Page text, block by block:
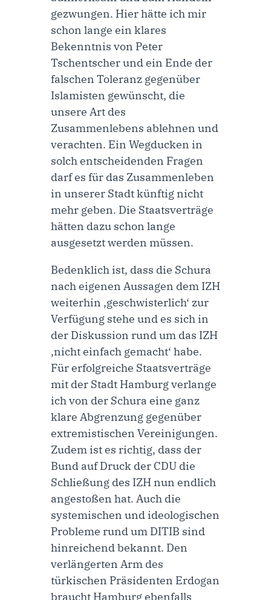
gezwungen. Hier hätte ich mir
schon lange ein klares
Bekenntnis von Peter
Tschentscher und ein Ende der
falschen Toleranz gegenüber
Islamisten gewünscht, die
unsere Art des
Zusammenlebens ablehnen und
verachten. Ein Wegducken in
solch entscheidenden Fragen
darf es für das Zusammenleben
in unserer Stadt künftig nicht
mehr geben. Die Staatsverträge
hätten dazu schon lange
ausgesetzt werden müssen.
Bedenklich ist, dass die Schura
nach eigenen Aussagen dem IZH
weiterhin ‚geschwisterlich‘ zur
Verfügung stehe und es sich in
der Diskussion rund um das IZH
‚nicht einfach gemacht‘ habe.
Für erfolgreiche Staatsverträge
mit der Stadt Hamburg verlange
ich von der Schura eine ganz
klare Abgrenzung gegenüber
extremistischen Vereinigungen.
Zudem ist es richtig, dass der
Bund auf Druck der CDU die
Schließung des IZH nun endlich
angestoßen hat. Auch die
systemischen und ideologischen
Probleme rund um DITIB sind
hinreichend bekannt. Den
verlängerten Arm des
türkischen Präsidenten Erdogan
braucht Hamburg ebenfalls